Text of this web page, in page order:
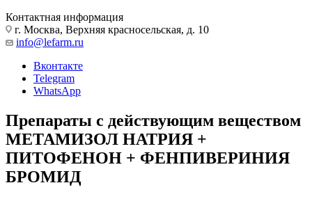
Контактная информация
г. Москва, Верхняя красносельская, д. 10
info@lefarm.ru
Вконтакте
Telegram
WhatsApp
Препараты с действующим веществом
МЕТАМИЗОЛ НАТРИЯ +
ПИТОФЕНОН + ФЕНПИВЕРИНИЯ
БРОМИД